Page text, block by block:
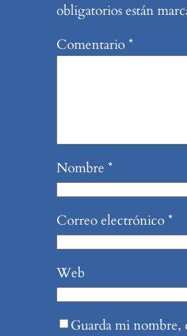
obligatorios están
Comentario*
Nombre *
Correo electrónico*
Web
Guarda mi nombre,